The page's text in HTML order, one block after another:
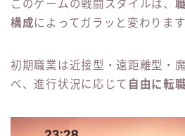
このゲームの戦闘スタイルは、
構成によってガラッと変わります
初期職業は近接型・遠距離型・
べ、進行状況に応じて 自由に転